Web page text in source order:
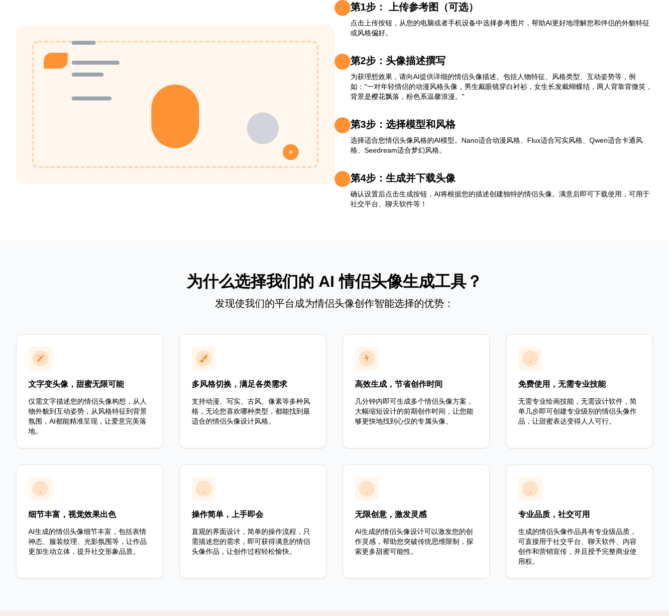
+
第1步： 上传参考图（可选）
点击上传按钮，从您的电脑或者手机设备中选择参考图片，帮助AI更好地理解您和伴侣的外貌特征
或风格偏好。
第2步：头像描述撰写
为获理想效果，请向AI提供详细的情侣头像描述。包括人物特征、风格类型、互动姿势等，例
如："一对年轻情侣的动漫风格头像，男生戴眼镜穿白衬衫，女生长发戴蝴蝶结，两人背靠背微笑，
背景是樱花飘落，粉色系温馨浪漫。"
第3步：选择模型和风格
选择适合您情侣头像风格的AI模型。Nano适合动漫风格、Flux适合写实风格、Qwen适合卡通风
格、Seedream适合梦幻风格。
第4步：生成并下载头像
确认设置后点击生成按钮，AI将根据您的描述创建独特的情侣头像。满意后即可下载使用，可用于
社交平台、聊天软件等！
为什么选择我们的 AI 情侣头像生成工具？
发现使我们的平台成为情侣头像创作智能选择的优势：
文字变头像，甜蜜无限可能
仅需文字描述您的情侣头像构想，从人
物外貌到互动姿势，从风格特征到背景
氛围，AI都能精准呈现，让爱意完美落
地。
多风格切换，满足各类需求
支持动漫、写实、古风、像素等多种风
格，无论您喜欢哪种类型，都能找到最
适合的情侣头像设计风格。
高效生成，节省创作时间
几分钟内即可生成多个情侣头像方案，
大幅缩短设计的前期创作时间，让您能
够更快地找到心仪的专属头像。
免费使用，无需专业技能
无需专业绘画技能，无需设计软件，简
单几步即可创建专业级别的情侣头像作
品，让甜蜜表达变得人人可行。
细节丰富，视觉效果出色
AI生成的情侣头像细节丰富，包括表情
神态、服装纹理、光影氛围等，让作品
更加生动立体，提升社交形象品质。
操作简单，上手即会
直观的界面设计，简单的操作流程，只
需描述您的需求，即可获得满意的情侣
头像作品，让创作过程轻松愉快。
无限创意，激发灵感
AI生成的情侣头像设计可以激发您的创
作灵感，帮助您突破传统思维限制，探
索更多甜蜜可能性。
专业品质，社交可用
生成的情侣头像作品具有专业级品质，
可直接用于社交平台、聊天软件、内容
创作和营销宣传，并且授予完整商业使
用权。